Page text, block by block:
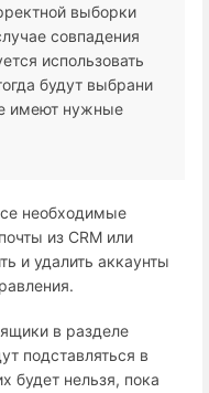
выборки
совпадения
использовать
будут выбрани
имеют нужные
необходимые
из CRM или
и удалить аккаунты
в разделе
подставляться в
будет нельзя, пока